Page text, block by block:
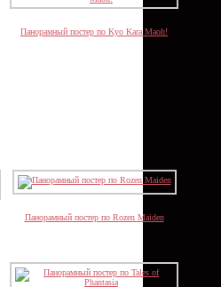
Панорамный постер по Kyo Kara Maoh!
Панорамный постер по Rozen Maiden